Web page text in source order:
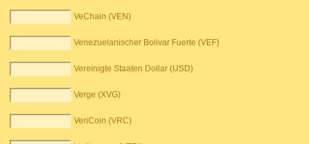
VeChain (VEN)
Venezuelanischer Bolivar Fuerte (VEF)
Vereinigte Staaten Dollar (USD)
Verge (XVG)
VeriCoin (VRC)